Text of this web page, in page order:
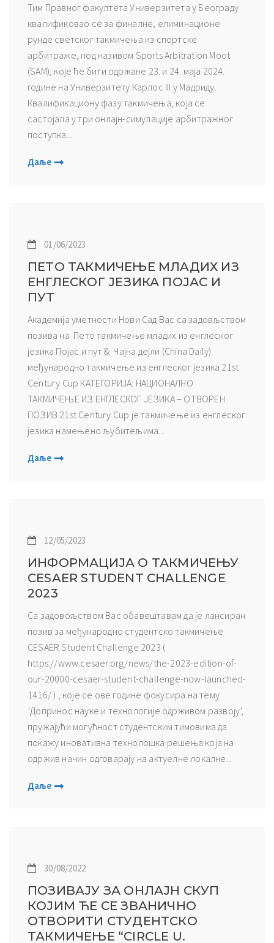
Тим Правног факултета Универзитета у Београду
квалификовао се за финалне, елиминационе
рунде светског такмичења из спортске
арбитраже, под називом Sports Arbitration Moot
(SAM), које ће бити одржане 23. и 24. маја 2024.
године на Универзитету Карлос III у Мадриду.
Квалификациону фазу такмичења, која се
састојала у три онлајн-симулације арбитражног
поступка...
Даље
01/06/2023
ПЕТО ТАКМИЧЕЊЕ МЛAДИХ ИЗ
ЕНГЛЕСКОГ ЈЕЗИКА ПОЈАС И
ПУТ
Академија уметности Нови Сад Вас са задовљством
позива на Пето такмичење млaдих из енглеског
језика Појас и пут & Чајна дејли (China Daily)
међународно такмичење из енглеског језика 21st
Century Cup КАТЕГОРИЈА: НАЦИОНАЛНО
ТАКМИЧЕЊЕ ИЗ ЕНГЛЕСКОГ ЈЕЗИКА – ОТВОРЕН
ПОЗИВ 21st Century Cup је такмичење из енглеског
језика намењено љубитељима...
Даље
12/05/2023
ИНФОРМАЦИЈА О ТАКМИЧЕЊУ
CESAER STUDENT CHALLENGE
2023
Са задовољством Вас обавештавам да је лансиран
позив за међународно студентско такмичење
CESAER Student Challenge 2023 (
https://www.cesaer.org/news/the-2023-edition-of-
our-20000-cesaer-student-challenge-now-launched-
1416/ ) , које се ове године фокусира на тему
’Допринос науке и технологије одрживом развоју’,
пружајући могућност студентским тимовима да
покажу иновативна технолошка решења која на
одржив начин одговарају на актуелне локалне...
Даље
30/08/2022
ПОЗИВАЈУ ЗА ОНЛАЈН СКУП
КОЈИМ ЋЕ СЕ ЗВАНИЧНО
ОТВОРИТИ СТУДЕНТСКО
ТАКМИЧЕЊЕ “CIRCLE U.